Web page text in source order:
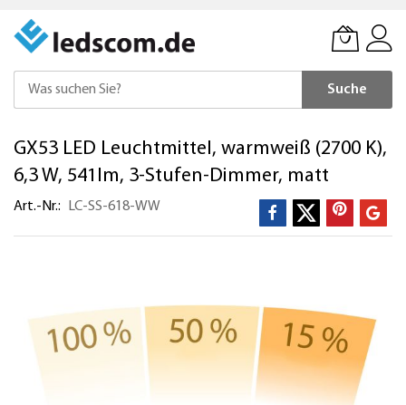
Suche
zum
Inhalt
GX53 LED Leuchtmittel, warmweiß (2700 K),
6,3 W, 541lm, 3-Stufen-Dimmer, matt
Art.-Nr. LC-SS-618-WW
Bildergalerie
springen